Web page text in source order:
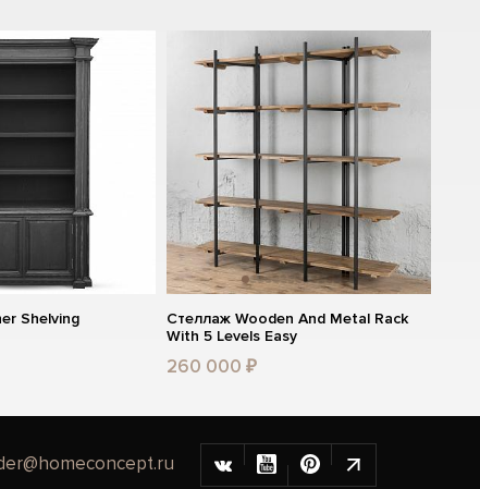
Shelving
Стеллаж Wooden And Metal Rack
With 5 Levels Easy
260 000 ₽